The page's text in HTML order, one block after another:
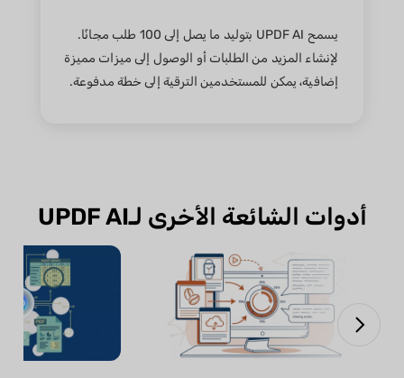
يسمح UPDF AI بتوليد ما يصل إلى 100 طلب مجانًا.
لإنشاء المزيد من الطلبات أو الوصول إلى ميزات مميزة
إضافية، يمكن للمستخدمين الترقية إلى خطة مدفوعة.
أدوات الشائعة الأخرى لـUPDF AI